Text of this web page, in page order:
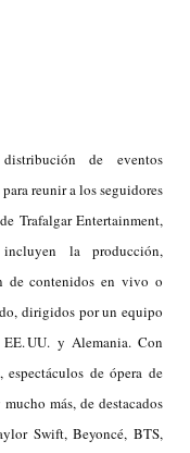
de eventos
reunir a los seguidores
Trafalgar Entertainment,
la producción,
de contenidos en vivo o
dirigidos por un equipo
UU. y Alemania. Con
de ópera de
más, de destacados
Swift, Beyoncé, BTS,